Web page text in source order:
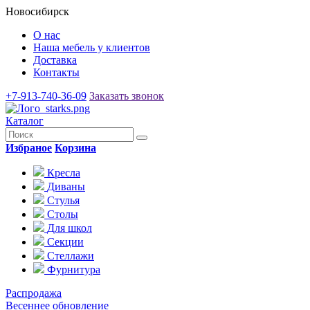
Новосибирск
О нас
Наша мебель у клиентов
Доставка
Контакты
+7-913-740-36-09 Заказать звонок
Каталог
Избраное Корзина
Кресла
Диваны
Стулья
Столы
Для школ
Секции
Стеллажи
Фурнитура
Распродажа
Весеннее обновление